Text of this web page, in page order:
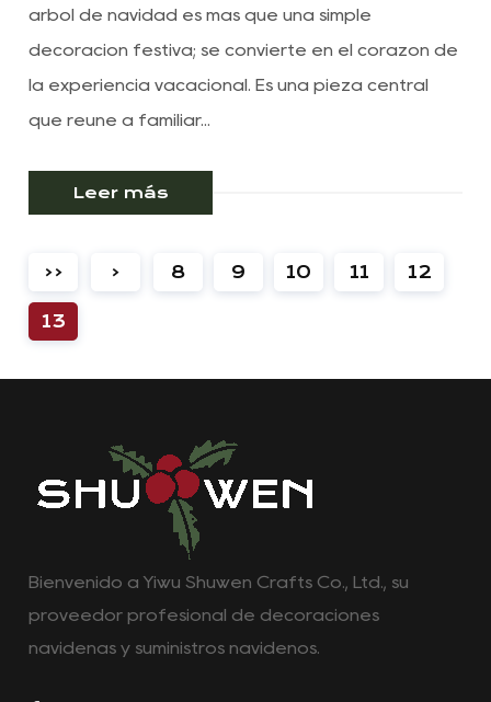
árbol de navidad es más que una simple
decoración festiva; se convierte en el corazón de
la experiencia vacacional. Es una pieza central
que reúne a familiar...
Leer más
‹‹ ‹ 8 9 10 11 12
13
Bienvenido a Yiwu Shuwen Crafts Co., Ltd., su
proveedor profesional de decoraciones
navideñas y suministros navideños.